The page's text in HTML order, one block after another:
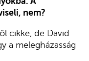
nem?
cikke, de David
a melegházasság